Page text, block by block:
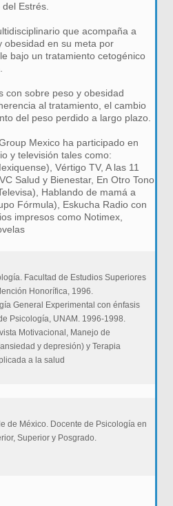
Estrés.
que acompaña a
obesidad en su meta por
bajo un tratamiento cetogénico
con sobre peso y obesidad
al tratamiento, el cambio
del peso perdido a largo plazo.
Mexico ha participado en
y televisión tales como:
Vértigo TV, A las 11
Salud y Bienestar, En Otro Tono
Hablando de mamá a
Fórmula), Eskucha Radio con
impresos como Notimex,
Facultad de Estudios Superiores
Honorífica, 1996.
General Experimental con énfasis
Psicología, UNAM. 1996-1998.
Motivacional, Manejo de
y depresión) y Terapia
a la salud
de México. Docente de Psicología en
Superior y Posgrado.